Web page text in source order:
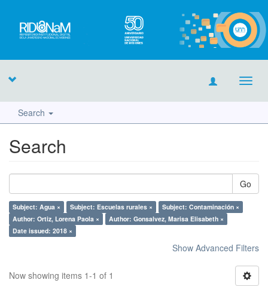
Search
Search
Go
Subject: Agua × Subject: Escuelas rurales ×
Subject: Contaminación ×
Author: Ortiz, Lorena Paola ×
Author: Gonsalvez, Marisa Elisabeth ×
Date issued: 2018 ×
Show Advanced Filters
Now showing items 1-1 of 1